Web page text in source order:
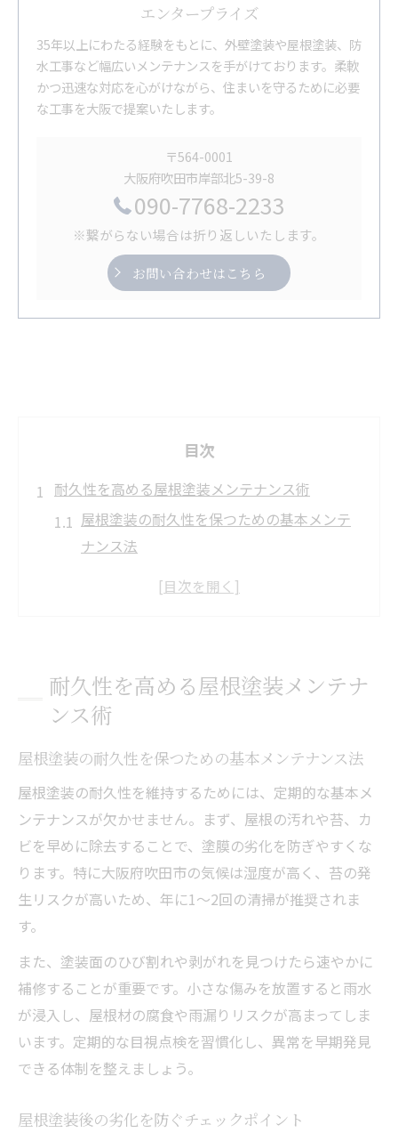
エンタープライズ
35年以上にわたる経験をもとに、外壁塗装や屋根塗装、防
水工事など幅広いメンテナンスを手がけております。柔軟
かつ迅速な対応を心がけながら、住まいを守るために必要
な工事を大阪で提案いたします。
〒564-0001
大阪府吹田市岸部北5-39-8
090-7768-2233
※繋がらない場合は折り返しいたします。
お問い合わせはこちら
目次
耐久性を高める屋根塗装メンテナンス術
屋根塗装の耐久性を保つための基本メンテ
ナンス法
屋根塗装後の劣化を防ぐチェックポイント
屋根塗装の効果を最大化するメンテナンス
術
屋根塗装で長持ちする家の秘訣とは
屋根塗装の選び方が家の快適性を左右する
理由
屋根塗装に強い塗料選びと施工の重要性
屋根塗装成功の秘訣は下地処理にあり
快適な住環境へ導く屋根メンテナンス提案
屋根塗装で快適な室内温度をキープする方
法
屋根塗装とメンテナンスで省エネ住宅を実
現
理由
耐久性を高める屋根塗装メンテナ
ンス術
屋根塗装の耐久性を保つための基本メンテナンス法
屋根塗装の耐久性を維持するためには、定期的な基本メ
ンテナンスが欠かせません。まず、屋根の汚れや苔、カ
ビを早めに除去することで、塗膜の劣化を防ぎやすくな
ります。特に大阪府吹田市の気候は湿度が高く、苔の発
生リスクが高いため、年に1〜2回の清掃が推奨されま
す。
また、塗装面のひび割れや剥がれを見つけたら速やかに
補修することが重要です。小さな傷みを放置すると雨水
が浸入し、屋根材の腐食や雨漏りリスクが高まってしま
います。定期的な目視点検を習慣化し、異常を早期発見
できる体制を整えましょう。
屋根塗装後の劣化を防ぐチェックポイント